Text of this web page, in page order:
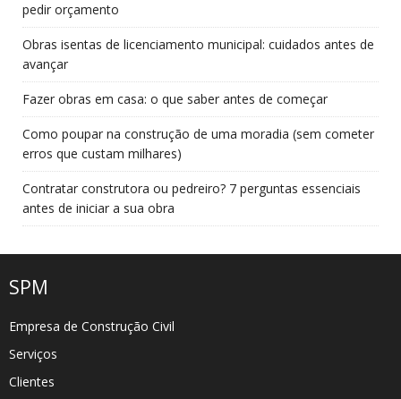
pedir orçamento
Obras isentas de licenciamento municipal: cuidados antes de
avançar
Fazer obras em casa: o que saber antes de começar
Como poupar na construção de uma moradia (sem cometer
erros que custam milhares)
Contratar construtora ou pedreiro? 7 perguntas essenciais
antes de iniciar a sua obra
SPM
Empresa de Construção Civil
Serviços
Clientes